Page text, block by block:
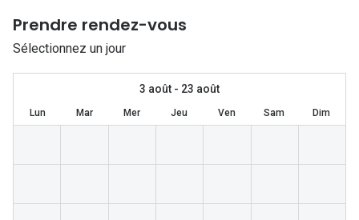
Formes
Lunettes
Lunettes
Prendre rendez-vous
Sélectionnez un jour
3 août - 23 août
Lun Mar Mer Jeu Ven Sam Dim